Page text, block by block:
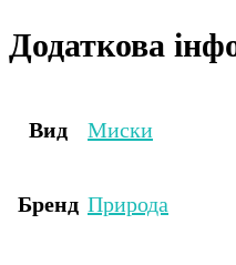
Додаткова
Вид Миски
Бренд Природа